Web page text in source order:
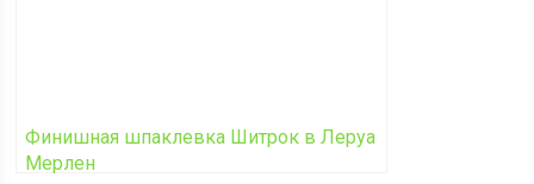
Финишная шпаклевка Шитрок в Леруа
Мерлен